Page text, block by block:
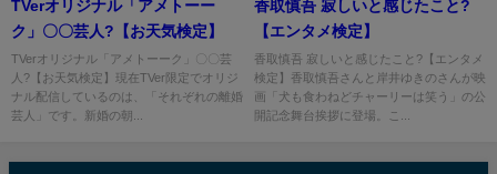
TVerオリジナル「アメトーー
ク」〇〇芸人?【お天気検定】
TVerオリジナル「アメトーーク」〇〇芸
人?【お天気検定】現在TVer限定でオリジ
ナル配信しているのは、「それぞれの離婚
芸人」です。新婚の朝...
香取慎吾 寂しいと感じたこと?
【エンタメ検定】
香取慎吾 寂しいと感じたこと?【エンタメ
検定】香取慎吾さんと岸井ゆきのさんが映
画「犬も食わねどチャーリーは笑う」の公
開記念舞台挨拶に登場。こ...